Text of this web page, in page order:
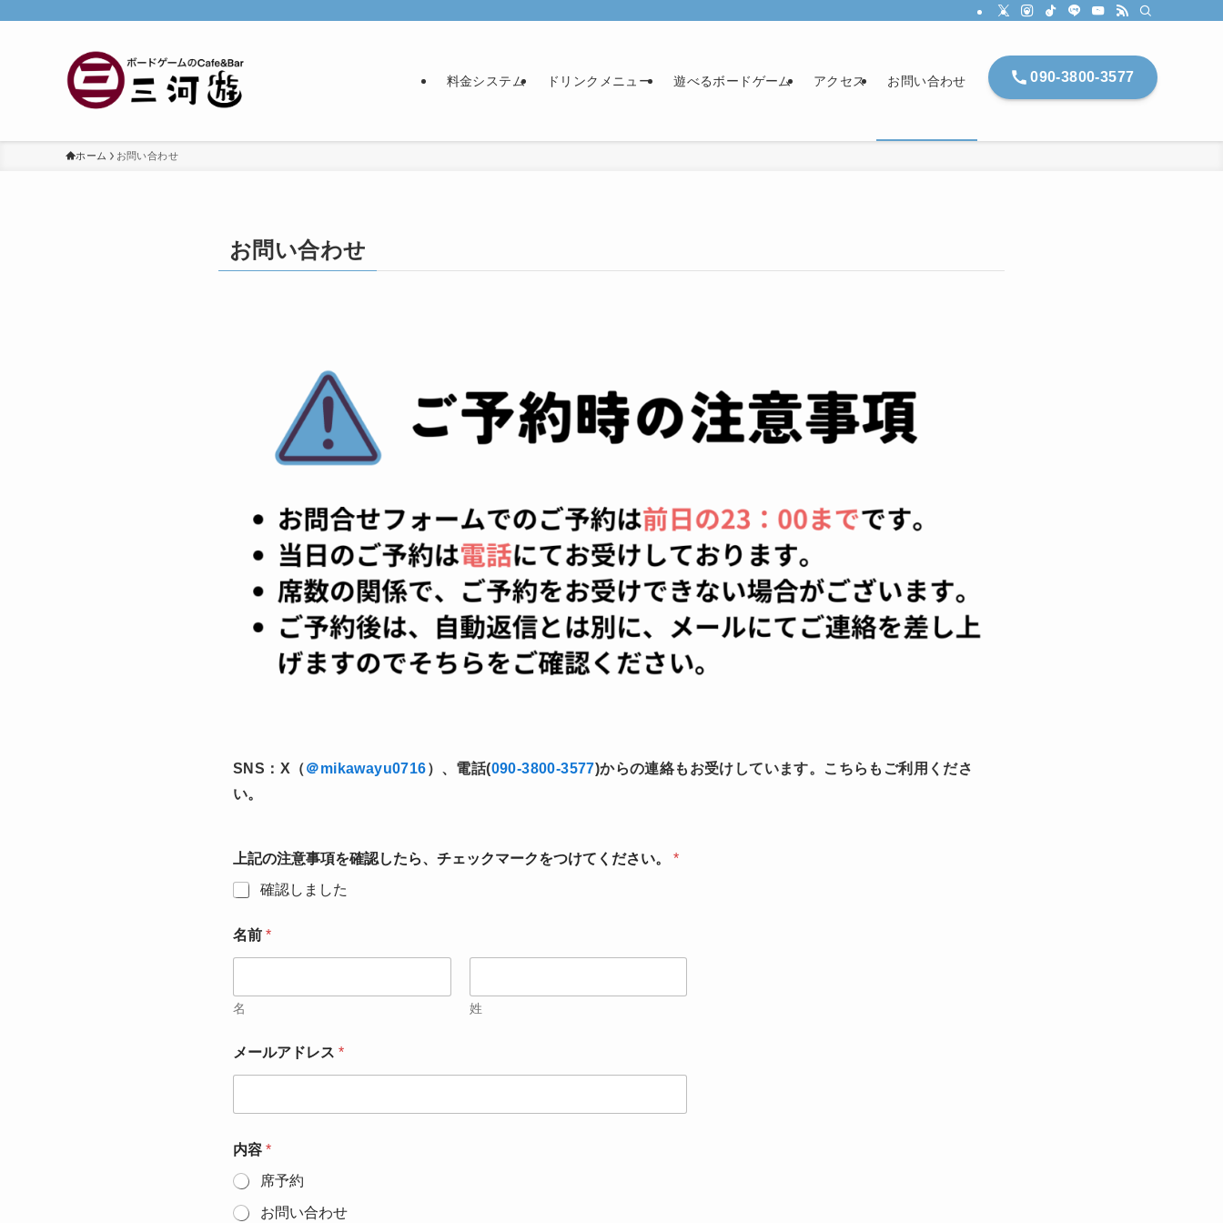
料金システム ドリンクメニュー 遊べるボードゲーム アクセス お問い合わせ 090-3800-3577
ホーム お問い合わせ
お問い合わせ
SNS：X（＠mikawayu0716）、電話(090-3800-3577)からの連絡もお受けしています。こちらもご利用くださ
い。
上記の注意事項を確認したら、チェックマークをつけてください。 *
確認しました
名前 *
名 姓
メールアドレス *
内容 *
席予約
お問い合わせ